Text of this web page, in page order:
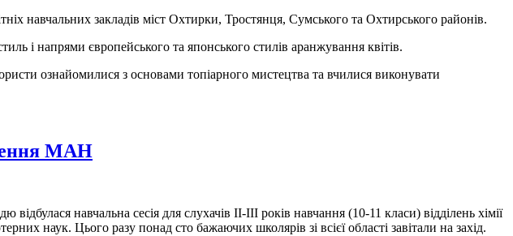
навчальних закладів міст Охтирки, Тростянця, Сумського та Охтирського районів.
і напрями європейського та японського стилів аранжування квітів.
ознайомилися з основами топіарного мистецтва та вчилися виконувати
МАН
навчальна сесія для слухачів ІІ-ІІІ років навчання (10-11 класи) відділень хімії
наук. Цього разу понад сто бажаючих школярів зі всієї області завітали на захід.